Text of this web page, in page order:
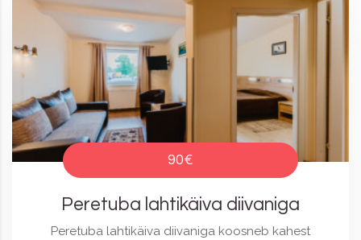
90€
Peretuba lahtikäiva diivaniga
Peretuba lahtikäiva diivaniga koosneb kahest